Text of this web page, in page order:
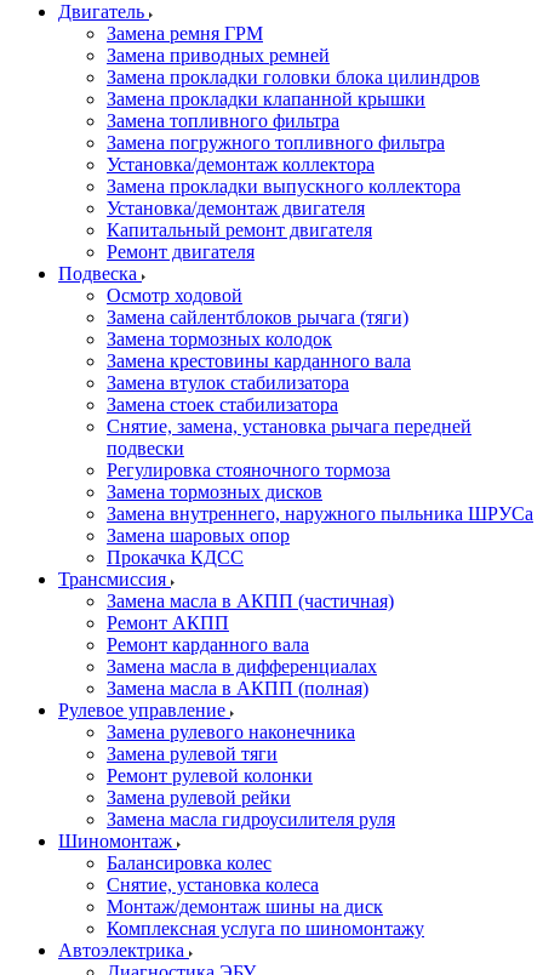
Двигатель
Замена ремня ГРМ
Замена приводных ремней
Замена прокладки головки блока цилиндров
Замена прокладки клапанной крышки
Замена топливного фильтра
Замена погружного топливного фильтра
Установка/демонтаж коллектора
Замена прокладки выпускного коллектора
Установка/демонтаж двигателя
Капитальный ремонт двигателя
Ремонт двигателя
Подвеска
Осмотр ходовой
Замена сайлентблоков рычага (тяги)
Замена тормозных колодок
Замена крестовины карданного вала
Замена втулок стабилизатора
Замена стоек стабилизатора
Снятие, замена, установка рычага передней
подвески
Регулировка стояночного тормоза
Замена тормозных дисков
Замена внутреннего, наружного пыльника ШРУСа
Замена шаровых опор
Прокачка КДСС
Трансмиссия
Замена масла в АКПП (частичная)
Ремонт АКПП
Ремонт карданного вала
Замена масла в дифференциалах
Замена масла в АКПП (полная)
Рулевое управление
Замена рулевого наконечника
Замена рулевой тяги
Ремонт рулевой колонки
Замена рулевой рейки
Замена масла гидроусилителя руля
Шиномонтаж
Балансировка колес
Снятие, установка колеса
Монтаж/демонтаж шины на диск
Комплексная услуга по шиномонтажу
Автоэлектрика